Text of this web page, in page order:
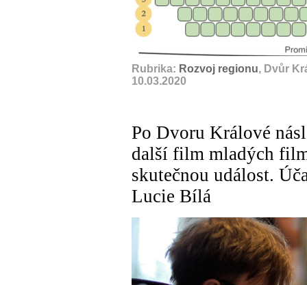
Rubrika: Rozvoj regionu, Dvůr
10.03.2020
Po Dvoru Králové
další film mladých
skutečnou událost.
Lucie Bílá